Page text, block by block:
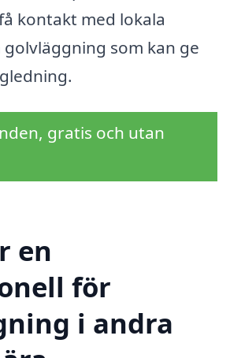
kontakt med lokala
som kan ge
gratis och utan
en
för
i andra